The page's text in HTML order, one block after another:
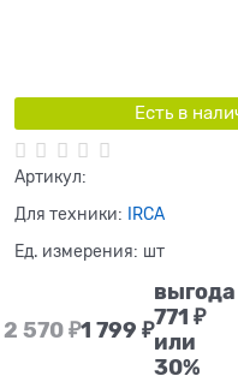
Есть в
Артикул:
Для техники:
IRCA
Ед. измерения: шт
2 570 ₽1 799 ₽
выгода
771 ₽
или
30%